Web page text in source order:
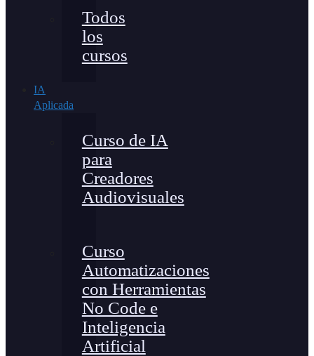
Todos
los
cursos
IA
Aplicada
Curso de IA
para
Creadores
Audiovisuales
Curso
Automatizaciones
con Herramientas
No Code e
Inteligencia
Artificial